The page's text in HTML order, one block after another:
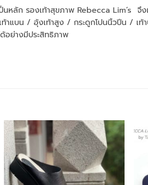
นหลัก รองเท้าสุขภาพ Rebecca Lim’s จึ
าแบน / อุ้งเท้าสูง / กระดูกโปนนิ้วปีน / เ
อย่างมีประสิทธิภาพ